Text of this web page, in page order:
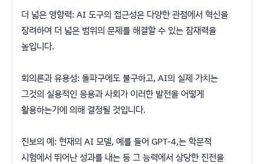
더 넓은 영향력: AI 도구의 접근성은 다양한 관점에서 혁신을
장려하여 더 넓은 범위의 문제를 해결할 수 있는 잠재력을
높입니다.
회의론과 유용성: 돌파구에도 불구하고, AI의 실제 가치는
그것의 실용적인 응용과 사회가 이러한 발전을 어떻게
활용하는가에 의해 결정될 것입니다.
진보의 예: 현재의 AI 모델, 예를 들어 GPT-4,는 학문적
시험에서 뛰어난 성과를 내는 등 그 능력에서 상당한 진전을